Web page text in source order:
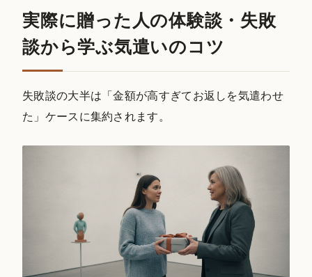
実際に贈った人の体験談・失敗
談から学ぶ気遣いのコツ
失敗談の大半は「金額が高すぎてお返しを気遣わせ
た」ケースに集約されます。